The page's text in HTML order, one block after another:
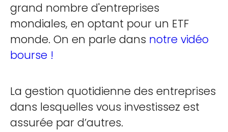
grand nombre d'entreprises
mondiales, en optant pour un ETF
monde. On en parle dans notre vidéo
bourse !
La gestion quotidienne des entreprises
dans lesquelles vous investissez est
assurée par d’autres.